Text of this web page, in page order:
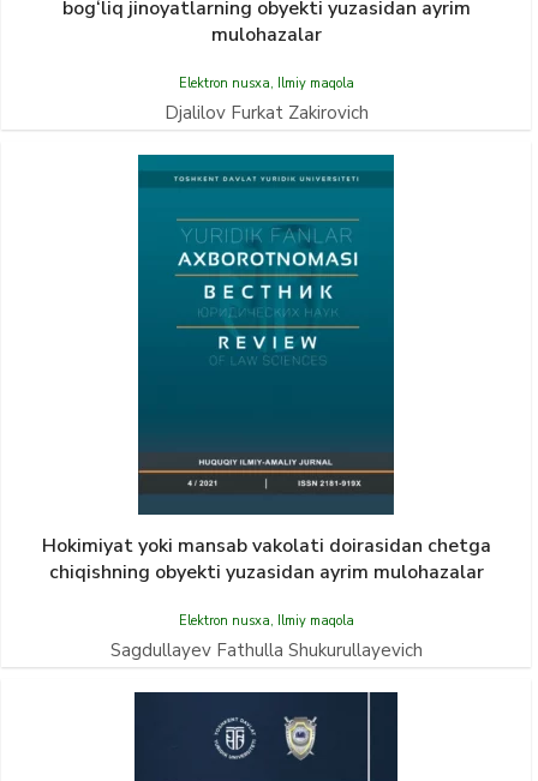
bog‘liq jinoyatlarning obyekti yuzasidan ayrim
mulohazalar
Elektron nusxa, Ilmiy maqola
Djalilov Furkat Zakirovich
Hokimiyat yoki mansab vakolati doirasidan chetga
chiqishning obyekti yuzasidan ayrim mulohazalar
Elektron nusxa, Ilmiy maqola
Sagdullayev Fathulla Shukurullayevich